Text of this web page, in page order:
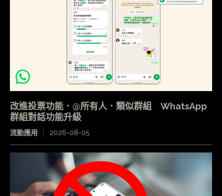
改進投票功能．@所有人．類似群組 WhatsApp
群組對話功能升級
流動應用 2026-08-05